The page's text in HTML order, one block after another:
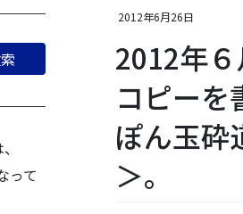
2012年6月26日
2012年
コピーを
ぽん玉砕
＞。
って